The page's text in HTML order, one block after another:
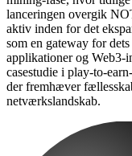
lanceringen overgik
aktiv inden for det
som en gateway for
applikationer og Web3-
casestudie i play-to-
der fremhæver
netværkslandskab.